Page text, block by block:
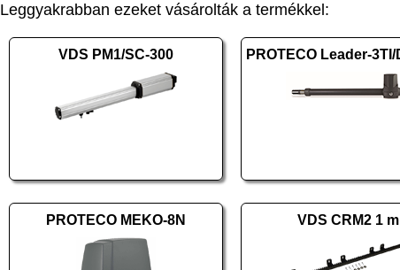
Leggyakrabban ezeket vásárolták a termékkel:
VDS PM1/SC-300
PROTECO MEKO-8N VDS CRM2 1 m